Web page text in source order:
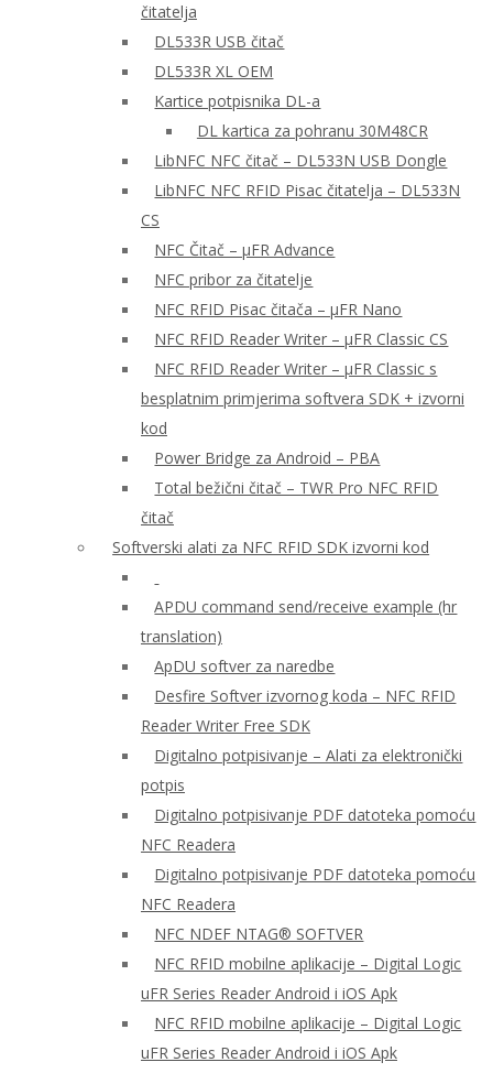
čitatelja
DL533R USB čitač
DL533R XL OEM
Kartice potpisnika DL-a
DL kartica za pohranu 30M48CR
LibNFC NFC čitač – DL533N USB Dongle
LibNFC NFC RFID Pisac čitatelja – DL533N
CS
NFC Čitač – μFR Advance
NFC pribor za čitatelje
NFC RFID Pisac čitača – μFR Nano
NFC RFID Reader Writer – μFR Classic CS
NFC RFID Reader Writer – μFR Classic s
besplatnim primjerima softvera SDK + izvorni
kod
Power Bridge za Android – PBA
Total bežični čitač – TWR Pro NFC RFID
čitač
Softverski alati za NFC RFID SDK izvorni kod
APDU command send/receive example (hr
translation)
ApDU softver za naredbe
Desfire Softver izvornog koda – NFC RFID
Reader Writer Free SDK
Digitalno potpisivanje – Alati za elektronički
potpis
Digitalno potpisivanje PDF datoteka pomoću
NFC Readera
Digitalno potpisivanje PDF datoteka pomoću
NFC Readera
NFC NDEF NTAG® SOFTVER
NFC RFID mobilne aplikacije – Digital Logic
uFR Series Reader Android i iOS Apk
NFC RFID mobilne aplikacije – Digital Logic
uFR Series Reader Android i iOS Apk